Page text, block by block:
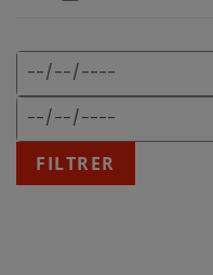
Date
début
Date
Format
date
attendu
:
JJ/MM/AAAA
FILTRER